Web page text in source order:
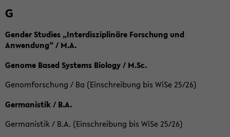
G
Gender Studies „Interdisziplinäre Forschung und
Anwendung“ / M.A.
Genome Based Systems Biology / M.Sc.
Genomforschung / Ba (Einschreibung bis WiSe 25/26)
Germanistik / B.A.
Germanistik / B.A. (Einschreibung bis WiSe 25/26)